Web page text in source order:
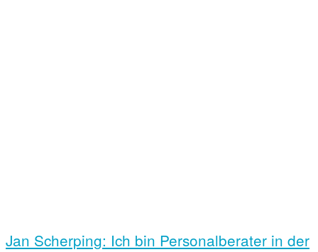
Jan Scherping: Ich bin Personalberater in der